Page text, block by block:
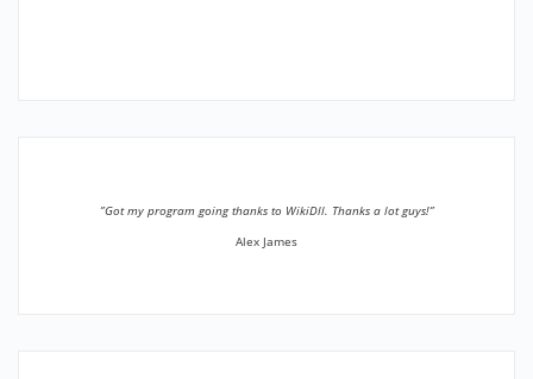
”Got my program going thanks to WikiDll. Thanks a lot guys!”
Alex James